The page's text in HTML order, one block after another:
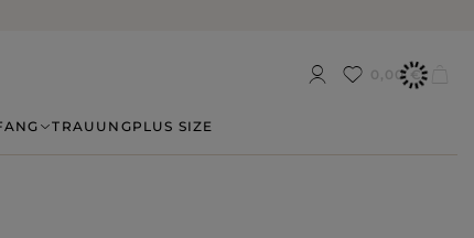
0,00 €
TRAUUNGPLUS SIZE